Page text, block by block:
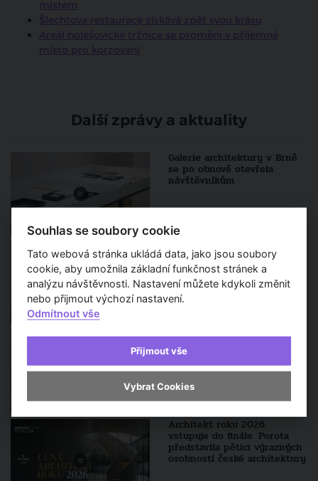
místem
Šlechtova restaurace získává zpět svou krásu
Areál holešovické tržnice se promění v příjemné
místo pro korzování
Další zprávy a aktuality
Galerie architektury v Brně
se po obnově otevřela
návštěvníkům
Galerie Jaroslava Fragnera na
Betlémském náměstí mění
majitele, tím je nově ČVUT
Z více než 100 let staré
budovy bývalé elektrárny v
Trutnově vzniklo nové
centrum současného umění
EPO1
Architekt roku 2026
vstupuje do finále. Porota
představila pětici výrazných
osobností české architektury
Souhlas se soubory cookie
Tato webová stránka ukládá data, jako jsou soubory
cookie, aby umožnila základní funkčnost stránek a
analýzu návštěvnosti. Nastavení můžete kdykoli změnit
nebo přijmout výchozí nastavení.
Odmítnout vše
Přijmout vše
Vybrat Cookies